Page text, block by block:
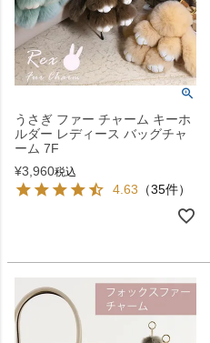
うさぎ ファー チャーム キーホ
ルダー レディース バッグチャ
ーム 7F
¥3,960税込
4.63 （35件）